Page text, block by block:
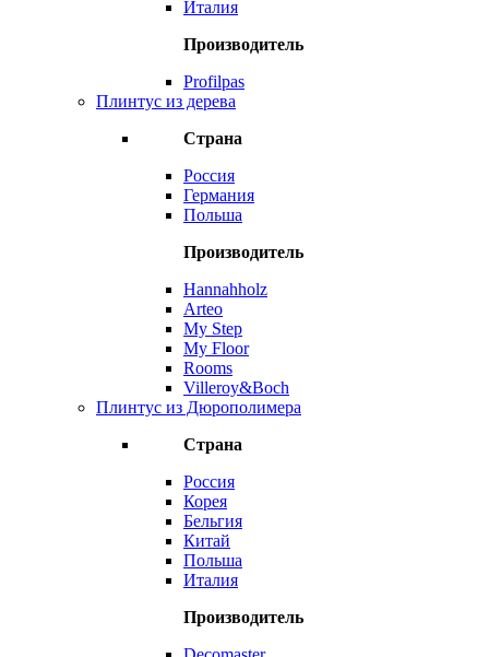
Италия
Производитель
Profilpas
Плинтус из дерева
Страна
Россия
Германия
Польша
Производитель
Hannahholz
Arteo
My Step
My Floor
Rooms
Villeroy&Boch
Плинтус из Дюрополимера
Страна
Россия
Корея
Бельгия
Китай
Польша
Италия
Производитель